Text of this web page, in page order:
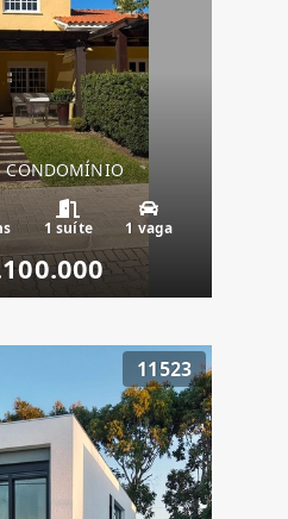
CONDOMÍNIO
1 suíte 1 vaga
11523